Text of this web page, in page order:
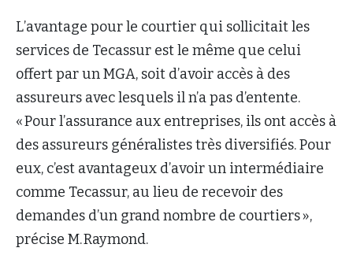
L’avantage pour le courtier qui sollicitait les
services de Tecassur est le même que celui
offert par un MGA, soit d’avoir accès à des
assureurs avec lesquels il n’a pas d’entente.
« Pour l’assurance aux entreprises, ils ont accès à
des assureurs généralistes très diversifiés. Pour
eux, c’est avantageux d’avoir un intermédiaire
comme Tecassur, au lieu de recevoir des
demandes d’un grand nombre de courtiers »,
précise M. Raymond.